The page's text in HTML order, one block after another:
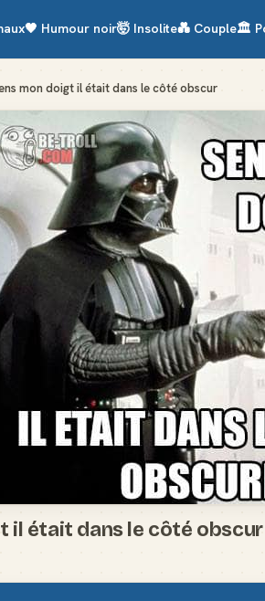
🖤 Humour noir🤯 Insolite💑 Couple🏛️
mon doigt il était dans le côté obscur
il était dans le côté obscur